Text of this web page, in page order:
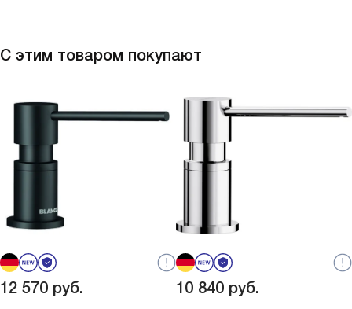
С этим товаром покупают
12 570 руб. 10 840 руб.